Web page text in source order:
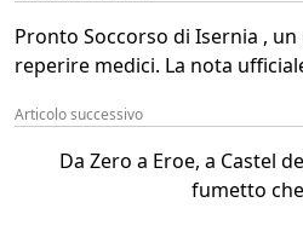
Pronto Soccorso di Isernia ,
reperire medici. La nota
Articolo successivo
Da Zero a Eroe, a Castel
fumetto